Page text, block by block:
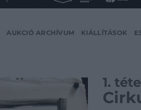
AUKCIÓ ARCHÍVUM KIÁLLÍTÁSOK
1.